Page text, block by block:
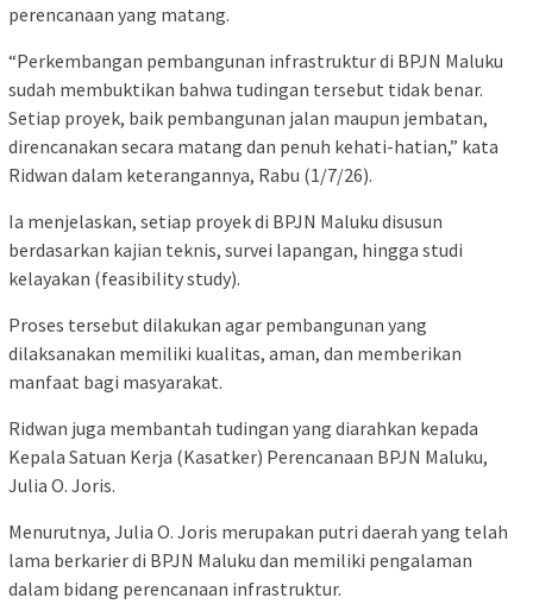
perencanaan yang matang.
“Perkembangan pembangunan infrastruktur di BPJN Maluku
sudah membuktikan bahwa tudingan tersebut tidak benar.
Setiap proyek, baik pembangunan jalan maupun jembatan,
direncanakan secara matang dan penuh kehati-hatian,” kata
Ridwan dalam keterangannya, Rabu (1/7/26).
Ia menjelaskan, setiap proyek di BPJN Maluku disusun
berdasarkan kajian teknis, survei lapangan, hingga studi
kelayakan (feasibility study).
Proses tersebut dilakukan agar pembangunan yang
dilaksanakan memiliki kualitas, aman, dan memberikan
manfaat bagi masyarakat.
Ridwan juga membantah tudingan yang diarahkan kepada
Kepala Satuan Kerja (Kasatker) Perencanaan BPJN Maluku,
Julia O. Joris.
Menurutnya, Julia O. Joris merupakan putri daerah yang telah
lama berkarier di BPJN Maluku dan memiliki pengalaman
dalam bidang perencanaan infrastruktur.